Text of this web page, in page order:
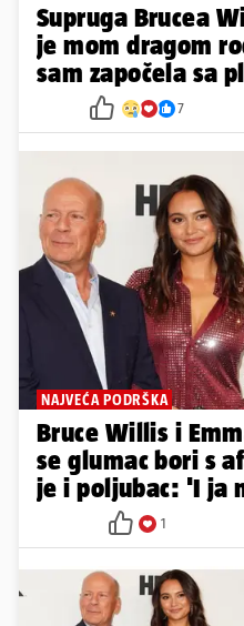
Supruga Brucea
je mom dragom
sam započela sa
7
NAJVEĆA PODRŠKA
Bruce Willis i
se glumac bori s
je i poljubac: 'I ja
1